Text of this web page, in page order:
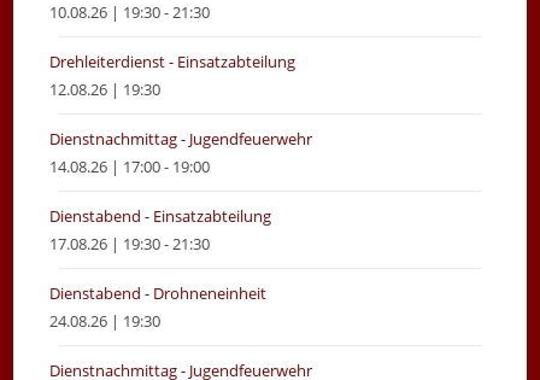
10.08.26 | 19:30 - 21:30
Drehleiterdienst - Einsatzabteilung
12.08.26 | 19:30
Dienstnachmittag - Jugendfeuerwehr
14.08.26 | 17:00 - 19:00
Dienstabend - Einsatzabteilung
17.08.26 | 19:30 - 21:30
Dienstabend - Drohneneinheit
24.08.26 | 19:30
Dienstnachmittag - Jugendfeuerwehr